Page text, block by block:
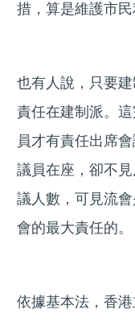
措，算是維護市
也有人說，只要
責任在建制派。
員才有責任出席
議員在座，卻不
議人數，可見流
會的最大責任的。
依據基本法，香